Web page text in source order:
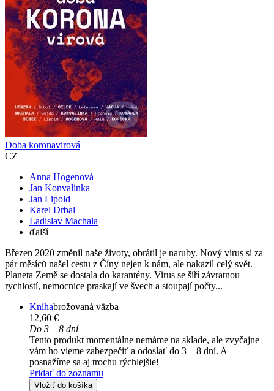
Doba koronavirová
CZ
Anna Hogenová
Jan Konvalinka
Jan Lipold
Karel Drbal
Ladislav Machala
ďalší
Březen 2020 změnil naše životy, obrátil je naruby. Nový virus si za
pár měsíců našel cestu z Číny nejen k nám, ale nakazil celý svět.
Planeta Země se dostala do karantény. Virus se šíří závratnou
rychlostí, nemocnice praskají ve švech a stoupají počty...
Knihabrožovaná väzba
12,60 €
Do 3 – 8 dní
Tento produkt momentálne nemáme na sklade, ale zvyčajne
vám ho vieme zabezpečiť a odoslať do 3 – 8 dní. A
posnažíme sa aj trochu rýchlejšie!
Pridať do zoznamu
Vložiť do košíka